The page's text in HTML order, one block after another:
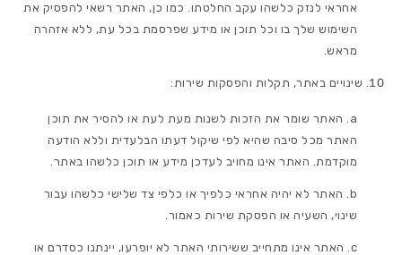
אחראי לנזק כלשהו עקב החלטתו. כמו כן, האתר רשאי להפסיק את
השימוש שלך בו וכל תוכן או מידע שפרסמת בכל עת, ללא אזהרה
מראש.
שינויים באתר, תקלות והפסקות שירות:
האתר שומר את הזכות לשנות מעת לעת או להסיר את תוכן
האתר מכל סיבה שהיא לפי שיקול דעתו הבלעדית וללא הודעה
מוקדמת. האתר אינו מחויב לעדכן מידע או תוכן כלשהו באתר.
האתר לא יהיה אחראי כלפיך או כלפי צד שלישי כלשהו עבור
שינוי, השעיה או הפסקת שירות כאמור.
האתר אינו מתחייב ששירותי האתר לא יופרעו, יינתנו כסדרם או